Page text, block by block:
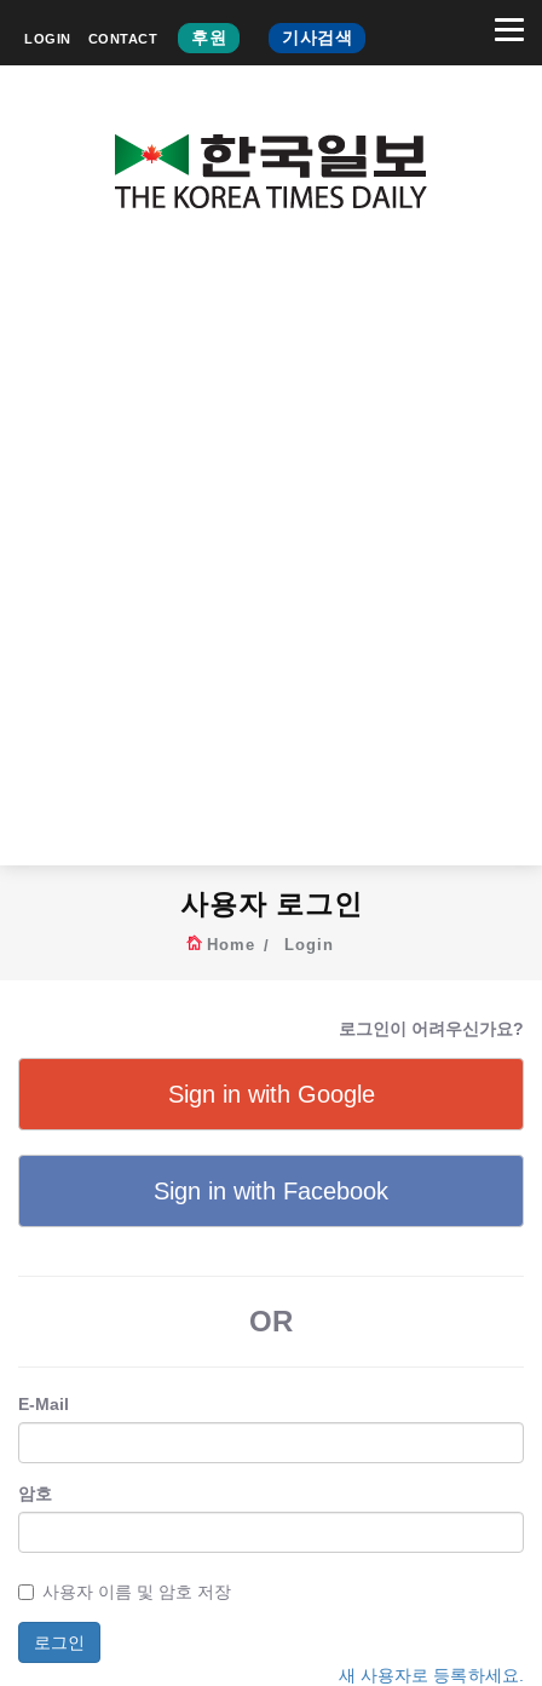
LOGIN CONTACT 후원 기사검색
사용자 로그인
Home Login
로그인이 어려우신가요?
Sign in with Google
Sign in with Facebook
OR
E-Mail
암호
사용자 이름 및 암호 저장
새 사용자로 등록하세요.